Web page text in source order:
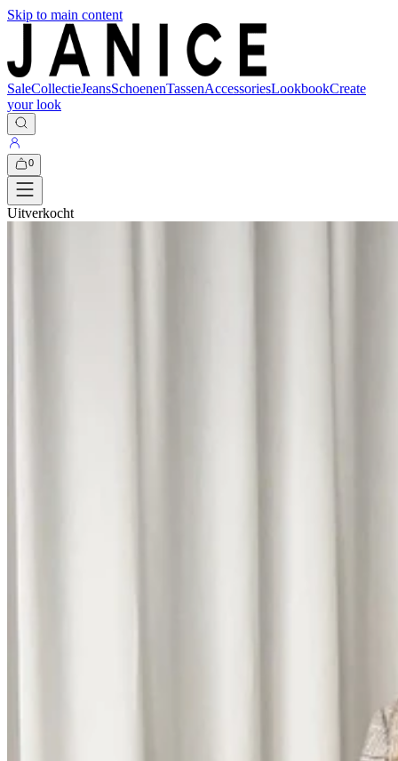
Skip to main content
SaleCollectieJeansSchoenenTassenAccessoriesLookbookCreate
your look
0
Uitverkocht